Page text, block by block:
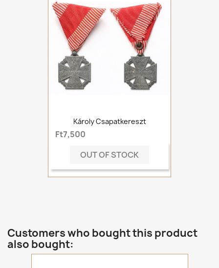
Károly Csapatkereszt
Ft7,500
OUT OF STOCK
Customers who bought this product
also bought: